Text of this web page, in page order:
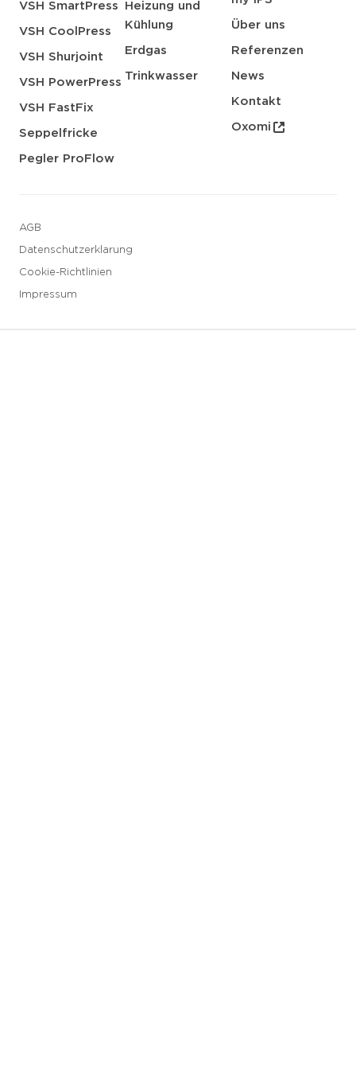
VSH SmartPress
VSH CoolPress
VSH Shurjoint
VSH PowerPress
VSH FastFix
Seppelfricke
Pegler ProFlow
Heizung und
Kühlung
Erdgas
Trinkwasser
Über uns
Referenzen
News
Kontakt
Oxomi
AGB
Datenschutzerklarung
Cookie-Richtlinien
Impressum